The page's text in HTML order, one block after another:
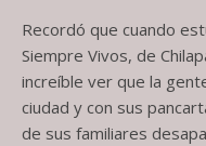
Recordó que cuando
Siempre Vivos, de
increíble ver que la
ciudad y con sus
de sus familiares